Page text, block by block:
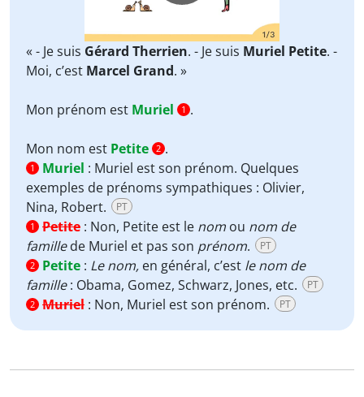
« - Je suis Gérard Therrien. - Je suis Muriel Petite. -
Moi, c’est Marcel Grand. »
Mon prénom est Muriel 1 .
Mon nom est Petite 2 .
1 Muriel : Muriel est son prénom. Quelques
exemples de prénoms sympathiques : Olivier,
Nina, Robert.
PT
1 Petite : Non, Petite est le nom ou nom de
famillede Muriel et pas son prénom. PT
2 Petite : Le nom, en général, c’est le nom de
famille: Obama, Gomez, Schwarz, Jones, etc. PT
2 Muriel : Non, Muriel est son prénom. PT